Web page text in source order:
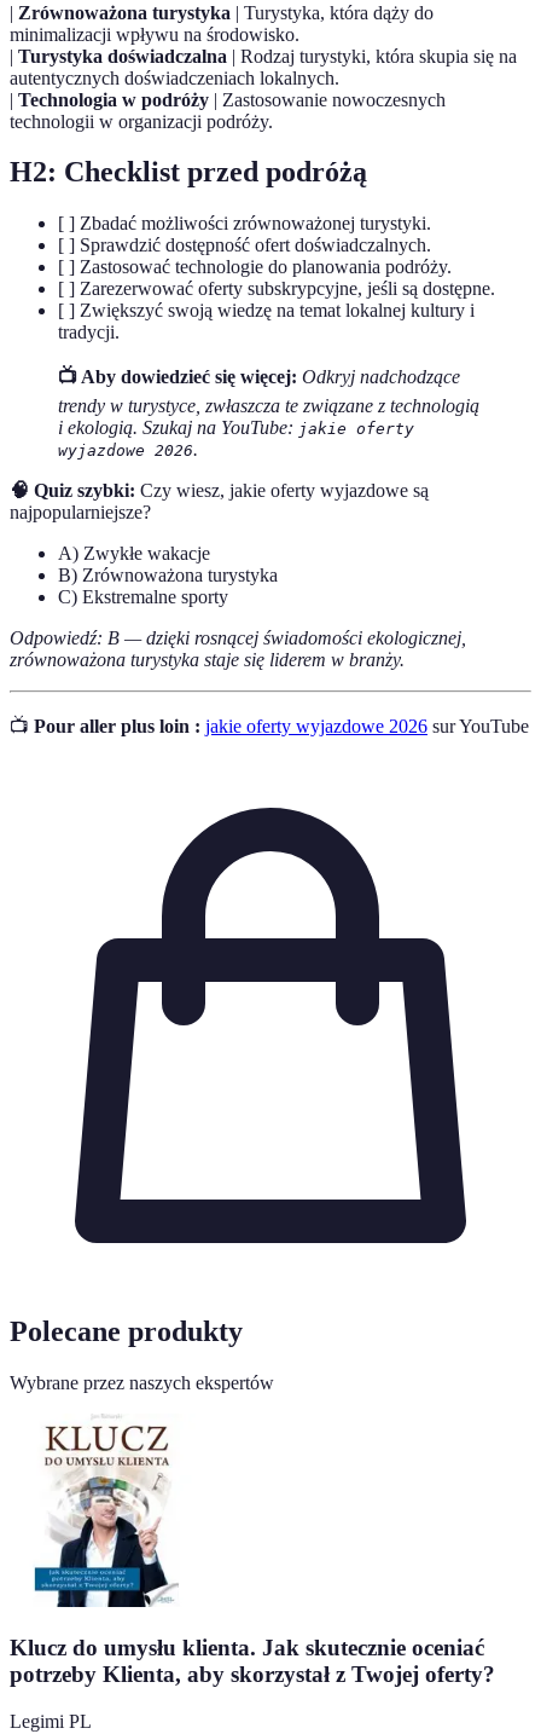
| Zrównoważona turystyka | Turystyka, która dąży do
minimalizacji wpływu na środowisko.
| Turystyka doświadczalna | Rodzaj turystyki, która skupia się na
autentycznych doświadczeniach lokalnych.
| Technologia w podróży | Zastosowanie nowoczesnych
technologii w organizacji podróży.
H2: Checklist przed podróżą
[ ] Zbadać możliwości zrównoważonej turystyki.
[ ] Sprawdzić dostępność ofert doświadczalnych.
[ ] Zastosować technologie do planowania podróży.
[ ] Zarezerwować oferty subskrypcyjne, jeśli są dostępne.
[ ] Zwiększyć swoją wiedzę na temat lokalnej kultury i
tradycji.
📺 Aby dowiedzieć się więcej: Odkryj nadchodzące
trendy w turystyce, zwłaszcza te związane z technologią
i ekologią. Szukaj na YouTube: jakie oferty
wyjazdowe 2026.
🧠 Quiz szybki: Czy wiesz, jakie oferty wyjazdowe są
najpopularniejsze?
A) Zwykłe wakacje
B) Zrównoważona turystyka
C) Ekstremalne sporty
Odpowiedź: B — dzięki rosnącej świadomości ekologicznej,
zrównoważona turystyka staje się liderem w branży.
📺 Pour aller plus loin : jakie oferty wyjazdowe 2026 sur YouTube
Polecane produkty
Wybrane przez naszych ekspertów
Klucz do umysłu klienta. Jak skutecznie oceniać
potrzeby Klienta, aby skorzystał z Twojej oferty?
Legimi PL